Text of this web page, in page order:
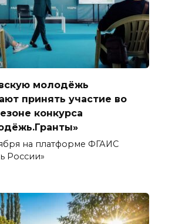
молодёжь
принять участие во
конкурса
на платформе ФГАИС
России»